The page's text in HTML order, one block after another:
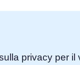
privacy per il